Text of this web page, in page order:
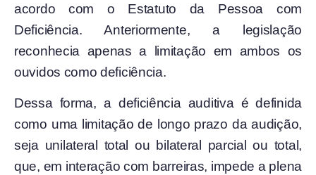
acordo com o Estatuto da Pessoa com
Deficiência. Anteriormente, a legislação
reconhecia apenas a limitação em ambos os
ouvidos como deficiência.
Dessa forma, a deficiência auditiva é definida
como uma limitação de longo prazo da audição,
seja unilateral total ou bilateral parcial ou total,
que, em interação com barreiras, impede a plena